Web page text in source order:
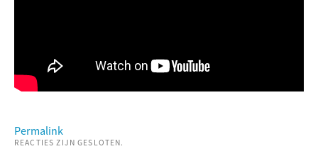
Permalink
REACTIES ZIJN GESLOTEN.